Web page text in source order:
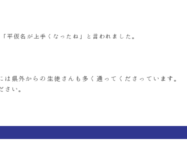
平仮名が上手くなったね」と言われました。
県外からの生徒さんも多く通ってくださっています。
さい。